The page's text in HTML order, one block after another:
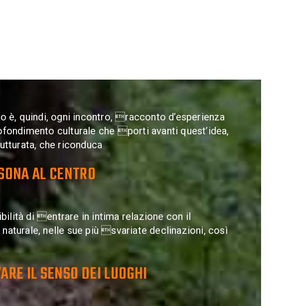
è, quindi, ogni incontro, racconto d’esperienza
culturale che porti avanti quest’idea,
che riconduca
AL CENTRO
di entrare in intima relazione con il
nelle sue più svariate declinazioni, così
IL SENSO DEI LUOGHI